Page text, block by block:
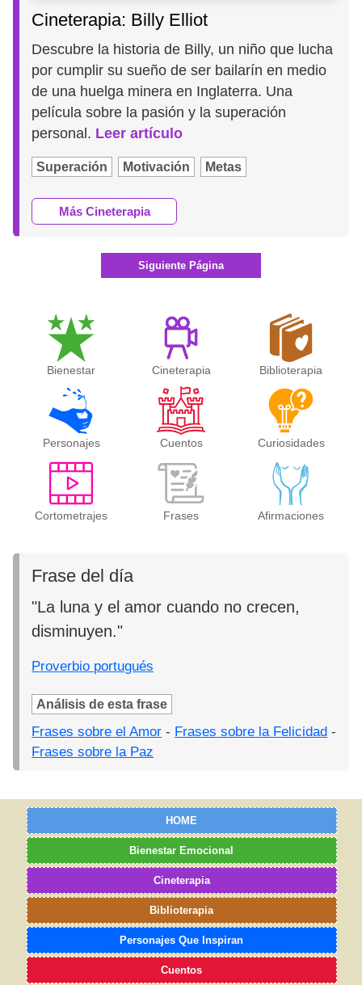
Cineterapia: Billy Elliot
Descubre la historia de Billy, un niño que lucha
por cumplir su sueño de ser bailarín en medio
de una huelga minera en Inglaterra. Una
película sobre la pasión y la superación
personal. Leer artículo
Superación Motivación Metas
Más Cineterapia
Siguiente Página
Bienestar Cineterapia Biblioterapia
Personajes Cuentos Curiosidades
Cortometrajes Frases Afirmaciones
Frase del día
"La luna y el amor cuando no crecen,
disminuyen."
Proverbio portugués
Análisis de esta frase
Frases sobre el Amor - Frases sobre la Felicidad -
Frases sobre la Paz
HOME
Bienestar Emocional
Cineterapia
Biblioterapia
Personajes Que Inspiran
Cuentos